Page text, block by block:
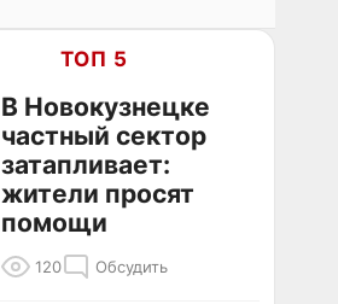
ТОП 5
В Новокузнецке
частный сектор
затапливает:
жители просят
помощи
120 Обсудить